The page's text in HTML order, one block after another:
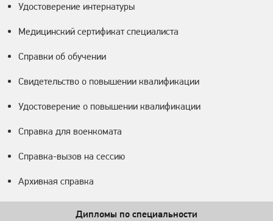
Удостоверение интернатуры
Медицинский сертификат специалиста
Справки об обучении
Свидетельство о повышении квалификации
Удостоверение о повышении квалификации
Справка для военкомата
Справка-вызов на сессию
Архивная справка
Дипломы по специальности